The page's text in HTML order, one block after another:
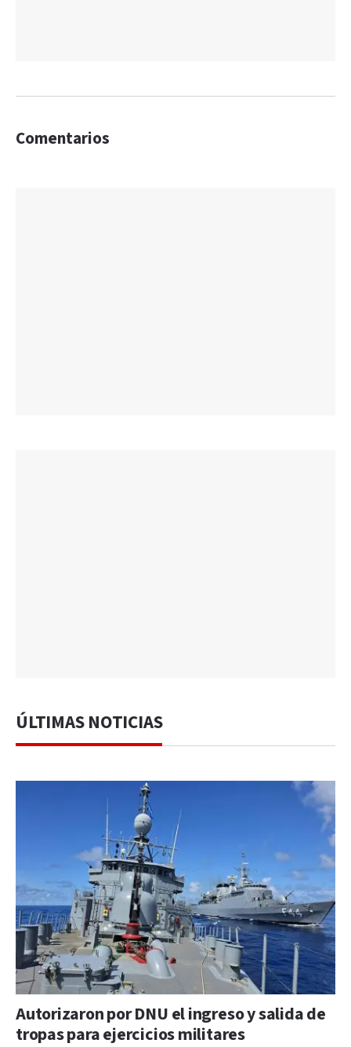
Comentarios
ÚLTIMAS NOTICIAS
Autorizaron por DNU el ingreso y salida de
tropas para ejercicios militares